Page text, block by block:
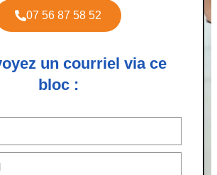
07 56 87 58 52
un courriel via ce
bloc :